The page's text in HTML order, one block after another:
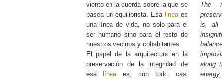
viento en la cuerda sobre la que se
pasea un equilibrista. Esa líneaes
una línea de vida, no solo para el
ser humano sino para el resto de
nuestros vecinos y cohabitantes.
El papel de la arquitectura en la
preservación de la integridad de
esa
línea es, con todo, casi
The
is, all
along